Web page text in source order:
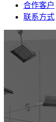
合作客户
联系方式